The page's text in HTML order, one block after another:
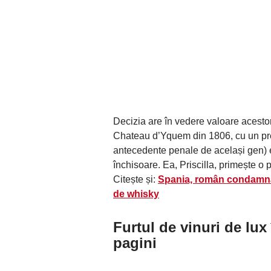
Decizia are în vedere valoare
Chateau d’Yquem din 1806, cu un
antecedente penale de același
închisoare. Ea, Priscilla, primește o
Citește și: Spania, român
de whisky
Furtul de vinuri de lux
pagini